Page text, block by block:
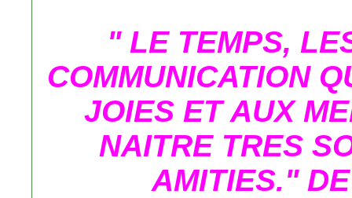
" LE TEMPS,
COMMUNICATION
JOIES ET AUX
NAITRE TRES
AMITIES."